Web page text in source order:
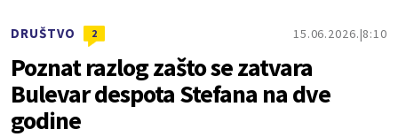
DRUŠTVO 2 15.06.2026. 8:10
Poznat razlog zašto se zatvara
Bulevar despota Stefana na dve
godine